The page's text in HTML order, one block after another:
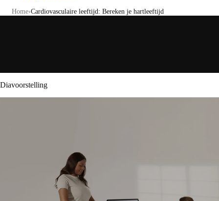
Home Cardiovasculaire leeftijd: Bereken je hartleeftijd
Diavoorstelling